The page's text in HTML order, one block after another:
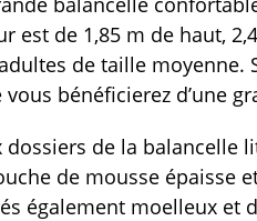
est de 1,85 m de haut,
de taille moyenne.
bénéficierez d’une
dossiers de la balancelle
de mousse épaisse
également moelleux et